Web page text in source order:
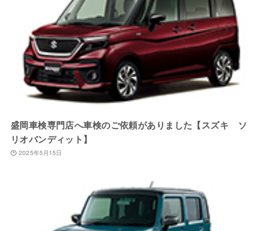
盛岡車検専門店へ車検のご依頼がありました【スズキ ソ
リオバンディット】
2025年5月15日